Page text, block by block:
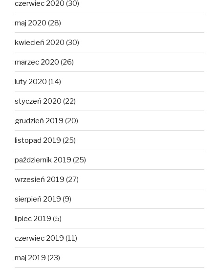
czerwiec 2020 (30)
maj 2020 (28)
kwiecień 2020 (30)
marzec 2020 (26)
luty 2020 (14)
styczeń 2020 (22)
grudzień 2019 (20)
listopad 2019 (25)
październik 2019 (25)
wrzesień 2019 (27)
sierpień 2019 (9)
lipiec 2019 (5)
czerwiec 2019 (11)
maj 2019 (23)